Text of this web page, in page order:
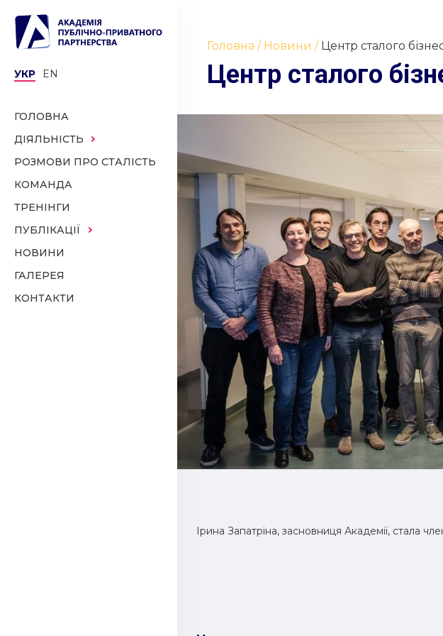
УКР EN
ГОЛОВНА
ДІЯЛЬНІСТЬ
РОЗМОВИ ПРО СТАЛІСТЬ
КОМАНДА
ТРЕНІНГИ
ПУБЛІКАЦІЇ
НОВИНИ
ГАЛЕРЕЯ
КОНТАКТИ
Головна Новини Центр сталого
Центр сталого
Ірина Запатріна, засновниця Академії, стала